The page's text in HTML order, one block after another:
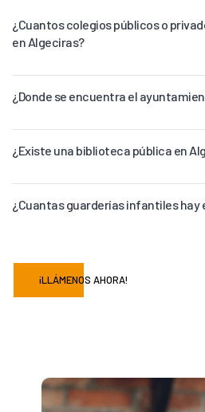
¿Cuantos colegios públicos o
en Algeciras?
¿Donde se encuentra el
¿Existe una biblioteca pública en
¿Cuantas guarderías infantiles hay
¡LLÁMENOS AHORA!